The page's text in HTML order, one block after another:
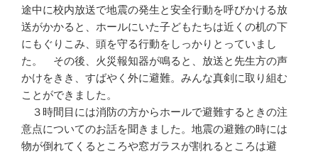
途中に校内放送で地震の発生と安全行動を呼びかける放
送がかかると、ホールにいた子どもたちは近くの机の下
にもぐりこみ、頭を守る行動をしっかりとっていまし
た。 その後、火災報知器が鳴ると、放送と先生方の声
かけをきき、すばやく外に避難。みんな真剣に取り組む
ことができました。
３時間目には消防の方からホールで避難するときの注
意点についてのお話を聞きました。地震の避難の時には
物が倒れてくるところや窓ガラスが割れるところは避